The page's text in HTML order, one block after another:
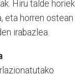
Hiru talde horiek
eta horren ostean
irabazlea.